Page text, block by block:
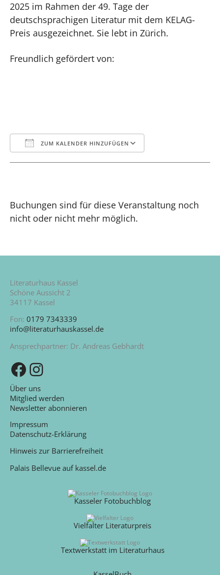
2025 im Rahmen der 49. Tage der
deutschsprachigen Literatur mit dem KELAG-
Preis ausgezeichnet. Sie lebt in Zürich.
Freundlich gefördert von:
ZUM KALENDER HINZUFÜGEN
Buchungen sind für diese Veranstaltung noch
nicht oder nicht mehr möglich.
Literaturhaus Kassel
Schöne Aussicht 2
34117 Kassel
Fon: 0179 7343339
info@literaturhauskassel.de
Ansprechpartner: Dr. Andreas Gebhardt
Zu unserer Facebook-SeiteZu unserem Instagram-Kanal
Über uns
Mitglied werden
Newsletter abonnieren
Impressum
Datenschutz-Erklärung
Hinweis zur Barrierefreiheit
Palais Bellevue auf kassel.de
Kasseler Fotobuchblog
Vielfalter Literaturpreis
Textwerkstatt im Literaturhaus